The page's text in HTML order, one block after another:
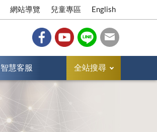
網站導覽 兒童專區 English
智慧客服 全站搜尋